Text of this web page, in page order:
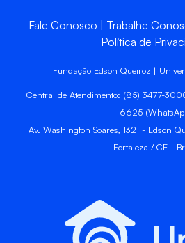
Fale Conosco Trabalhe
Política de
Fundação Edson Queiroz |
Central de Atendimento: (85) 3477-
6625
Av. Washington Soares, 1321 - Edson
Fortaleza / CE -